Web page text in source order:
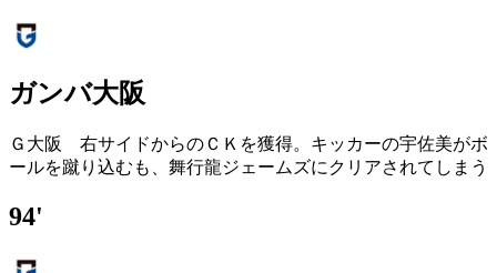
ガンバ大阪
Ｇ大阪 右サイドからのＣＫを獲得。キッカーの宇佐美がボ
ールを蹴り込むも、舞行龍ジェームズにクリアされてしまう
94'